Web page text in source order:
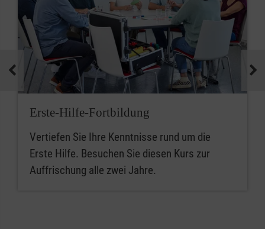
Erste-Hilfe-Fortbildung
Vertiefen Sie Ihre Kenntnisse rund um die
Erste Hilfe. Besuchen Sie diesen Kurs zur
Auffrischung alle zwei Jahre.